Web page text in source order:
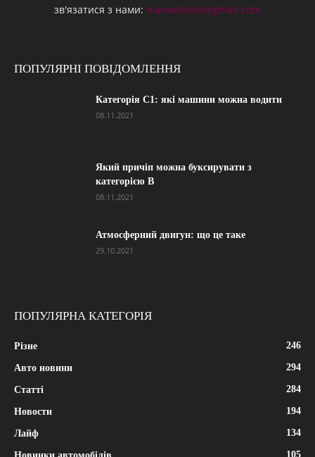
зв'язатися з нами: maxwelhelp@gmail.com
ПОПУЛЯРНІ ПОВІДОМЛЕННЯ
Категорія С1: які машини можна водити
08.11.2021
Який причіп можна буксирувати з
категорією В
08.11.2021
Атмосферний двигун: що це таке
29.10.2021
ПОПУЛЯРНА КАТЕГОРІЯ
Різне 246
Авто новини 294
Статті 284
Новости 194
Лайф 134
105